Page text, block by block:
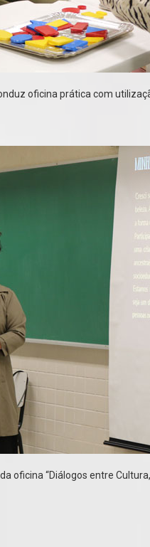
oficina prática com
oficina “Diálogos entre